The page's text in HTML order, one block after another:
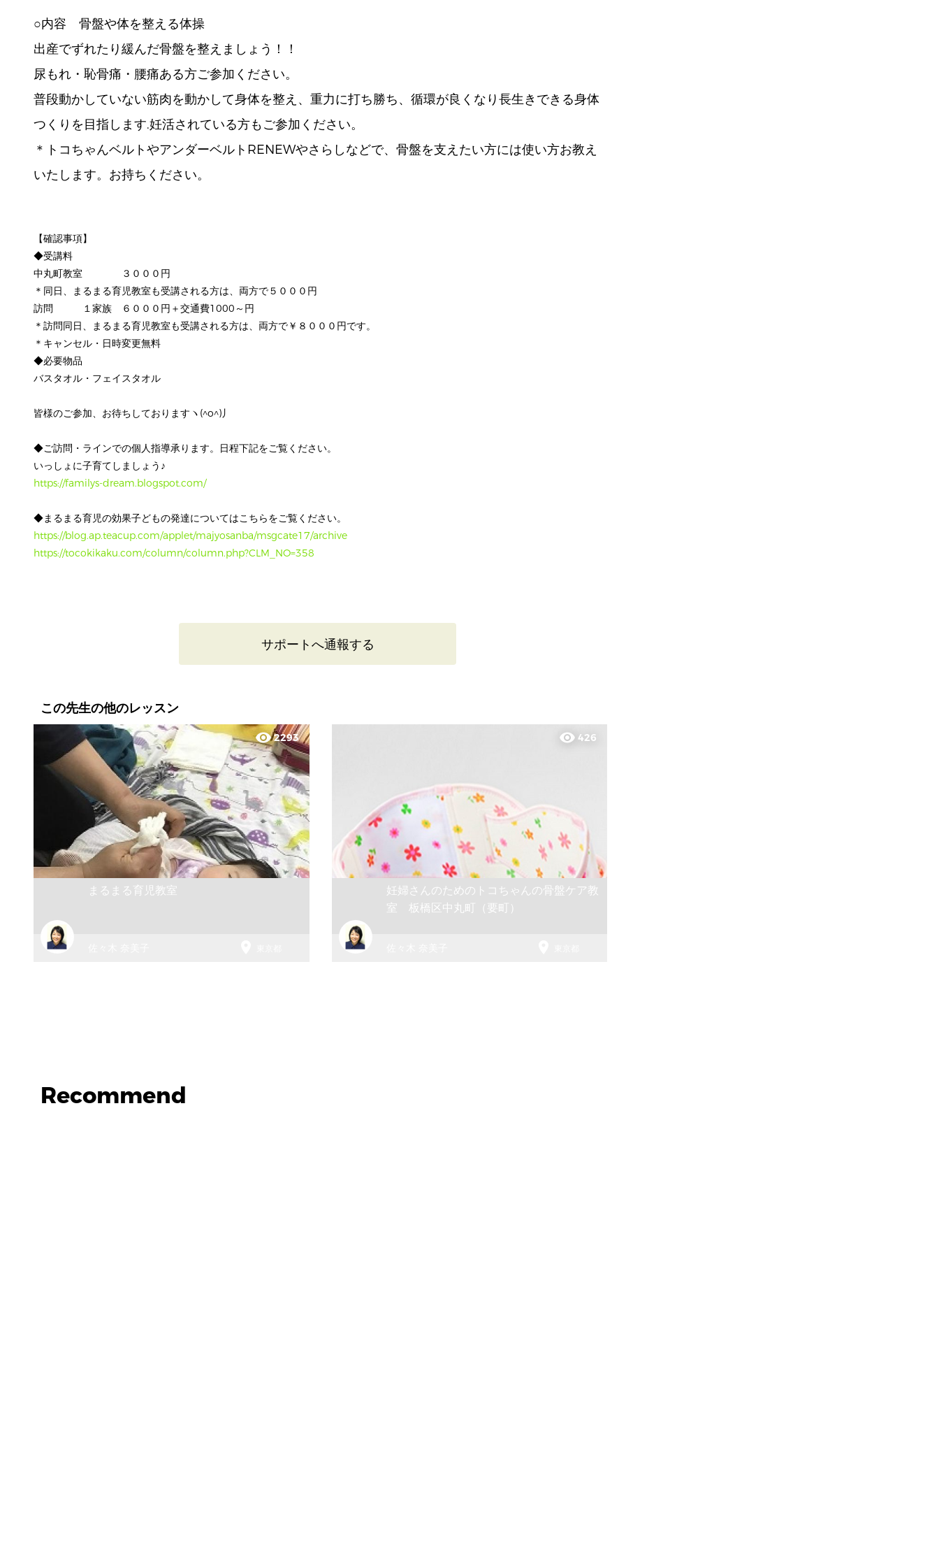
○内容 骨盤や体を整える体操
出産でずれたり緩んだ骨盤を整えましょう！！
尿もれ・恥骨痛・腰痛ある方ご参加ください。
普段動かしていない筋肉を動かして身体を整え、重力に打ち勝ち、循環が良くなり長生きできる身体
つくりを目指します.妊活されている方もご参加ください。
＊トコちゃんベルトやアンダーベルトRENEWやさらしなどで、骨盤を支えたい方には使い方お教え
いたします。お持ちください。
【確認事項】
◆受講料
中丸町教室 ３０００円
＊同日、まるまる育児教室も受講される方は、両方で５０００円
訪問 １家族 ６０００円＋交通費1000～円
＊訪問同日、まるまる育児教室も受講される方は、両方で￥８０００円です。
＊キャンセル・日時変更無料
◆必要物品
バスタオル・フェイスタオル
皆様のご参加、お待ちしておりますヽ(^o^)丿
◆ご訪問・ラインでの個人指導承ります。日程下記をご覧ください。
いっしょに子育てしましょう♪
https://familys-dream.blogspot.com/
◆まるまる育児の効果子どもの発達についてはこちらをご覧ください。
https://blog.ap.teacup.com/applet/majyosanba/msgcate17/archive
https://tocokikaku.com/column/column.php?CLM_NO=358
サポートへ通報する
この先生の他のレッスン
visibility2293
まるまる育児教室
visibility 426
妊婦さんのためのトコちゃんの骨盤ケア教
室 板橋区中丸町（要町）
Recommend